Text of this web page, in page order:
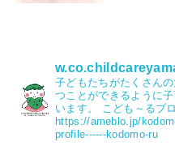
子どもたちがたくさん
つことができるように
います。
こども～るブ
https://ameblo.jp/
profile------kodomo-ru